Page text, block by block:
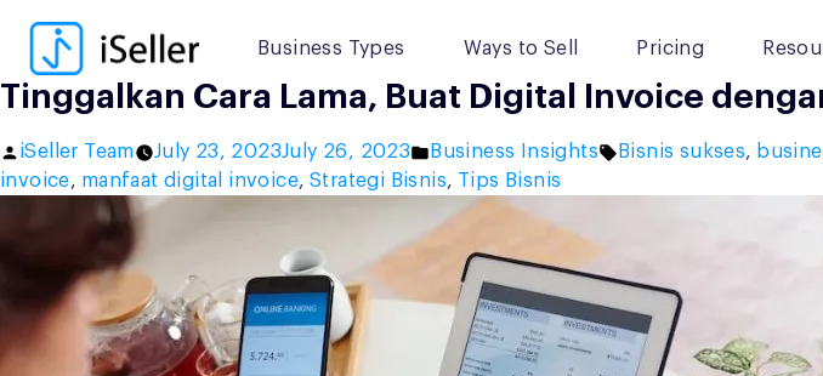
Business Types Ways to Sell Pricing
content
Tinggalkan Cara Lama, Buat Digital Invoice
Posted
by
iSeller Team July 23, 2023July 26, 2023
Posted
in
Business Insights Tags:
Bisnis sukses,
invoice, manfaat digital invoice,Strategi Bisnis, Tips Bisnis